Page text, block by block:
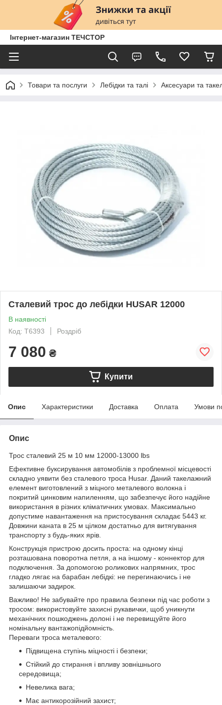
Інтернет-магазин ТЕЧСТОР
Товари та послуги Лебідки та талі Аксесуари та
Сталевий трос до лебідки HUSAR 12000
В наявності
Код: T6393
Роздріб
7 080 ₴
Купити
Опис Характеристики Доставка Оплата Умови
Опис
Трос сталевий 25 м 10 мм 12000-13000 lbs
Ефективне буксирування автомобілів з проблемної місцевості
складно уявити без сталевого троса Husar. Даний такелажний
елемент виготовлений з міцного металевого волокна і
покритий цинковим напиленням, що забезпечує його надійне
використання в різних кліматичних умовах. Максимально
допустиме навантаження на пристосування складає 5443 кг.
Довжини каната в 25 м цілком достатньо для витягування
транспорту з будь-яких ярів.
Конструкція пристрою досить проста: на одному кінці
розташована поворотна петля, а на іншому - коннектор для
подключення. За допомогою роликових напрямних, трос
гладко лягає на барабан лебідкі: не перегинаючись і не
залишаючи задирок.
Важливо! Не забувайте про правила безпеки під час роботи з
тросом: використовуйте захисні рукавички, щоб уникнути
механічних пошкоджень долоні і не перевищуйте його
номінальну вантажопідйомність.
Переваги троса металевого:
Підвищена ступінь міцності і безпеки;
Стійкий до стирання і впливу зовнішнього
середовища;
Невелика вага;
Має антикорозійний захист;